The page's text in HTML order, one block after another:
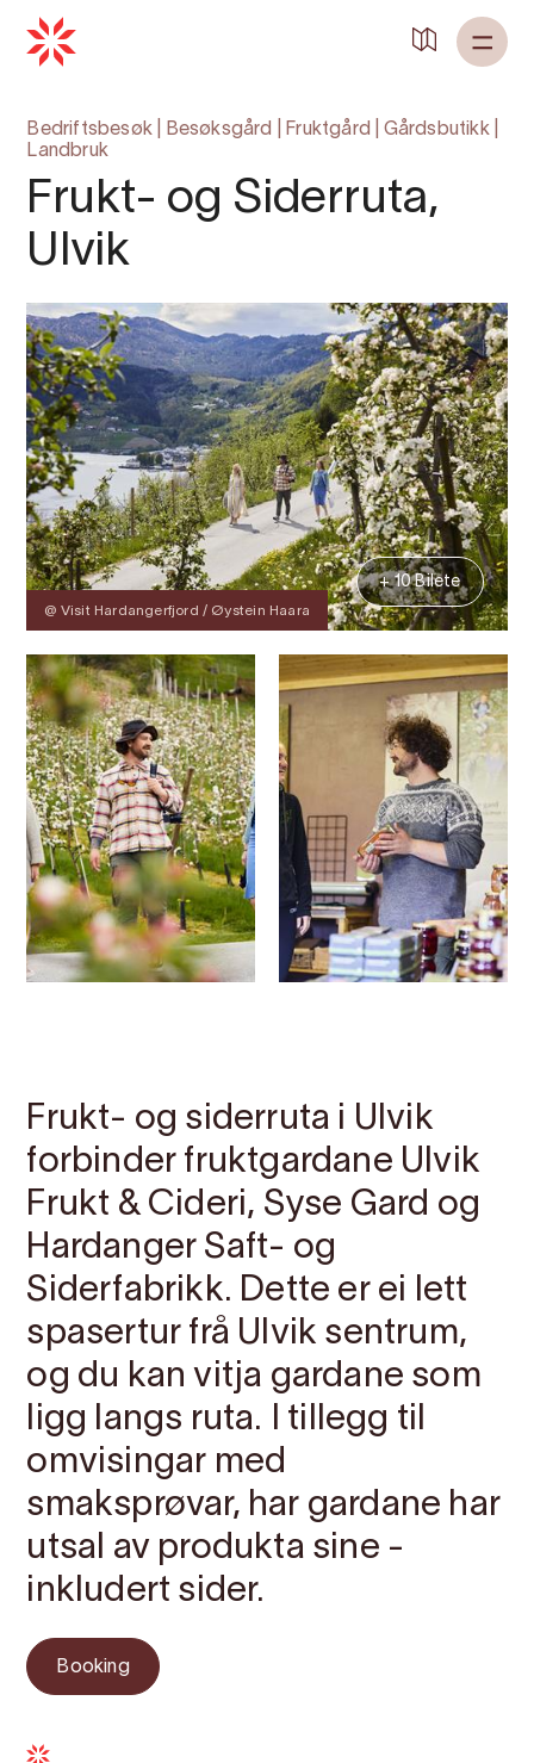
Bedriftsbesøk Besøksgård Fruktgård Gårdsbutikk|
Landbruk
Frukt- og Siderruta,
Ulvik
@ Visit Hardangerfjord / Øystein Haara
+ 10 Bilete
Frukt- og siderruta i Ulvik
forbinder fruktgardane Ulvik
Frukt & Cideri, Syse Gard og
Hardanger Saft- og
Siderfabrikk. Dette er ei lett
spasertur frå Ulvik sentrum,
og du kan vitja gardane som
ligg langs ruta. I tillegg til
omvisingar med
smaksprøvar, har gardane har
utsal av produkta sine -
inkludert sider.
Booking